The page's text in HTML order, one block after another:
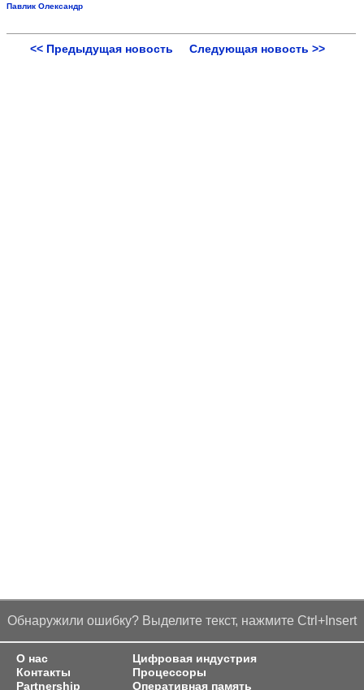
Павлик Олександр
<< Предыдущая новость Следующая новость >>
Обнаружили ошибку? Выделите текст, нажмите Ctrl+Insert
О нас
Контакты
Partnership
Цифровая индустрия
Процессоры
Оперативная память